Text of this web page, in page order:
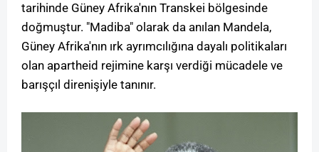
tarihinde Güney Afrika'nın Transkei bölgesinde
doğmuştur. "Madiba" olarak da anılan Mandela,
Güney Afrika'nın ırk ayrımcılığına dayalı politikaları
olan apartheid rejimine karşı verdiği mücadele ve
barışçıl direnişiyle tanınır.